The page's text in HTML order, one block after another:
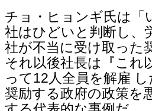
チョ・ヒョンギ氏は「
社はひどいと判断し、
社が不当に受け取った
それ以後社長は『これ
って12人全員を解雇
奨励する政府の政策を